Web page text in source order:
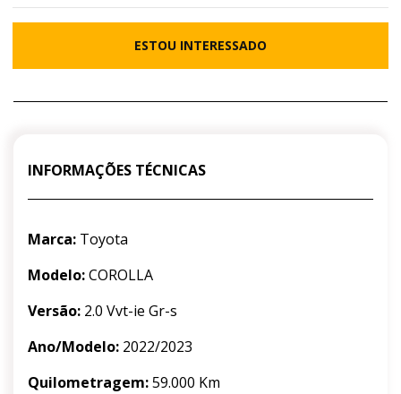
ESTOU INTERESSADO
INFORMAÇÕES TÉCNICAS
Marca: Toyota
Modelo:COROLLA
Versão: 2.0 Vvt-ie Gr-s
Ano/Modelo: 2022/2023
Quilometragem:59.000 Km